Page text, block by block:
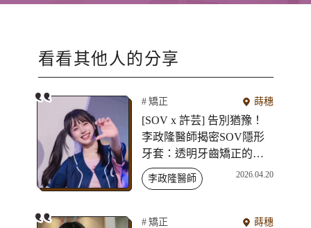
看看其他人的分享
矯正 蒔穗
[SOV x 許芸] 告別猶豫！
李政隆醫師揭密SOV隱形
牙套：透明牙齒矯正的新
選擇
李政隆醫師 2026.04.20
矯正 蒔穗